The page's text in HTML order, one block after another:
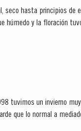
seco hasta principios
y la floración
tuvimos un invierno
de marzo. Abril y mayo fueron